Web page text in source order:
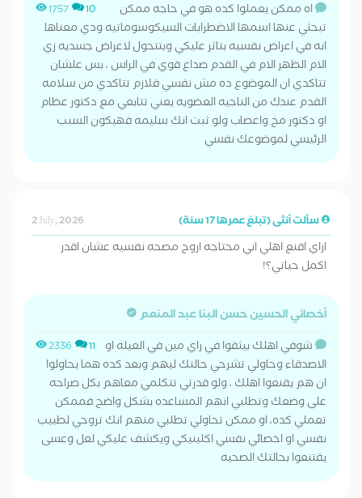
1757 10
اه ممكن يعملوا كده هو في حاجه ممكن
تبحثي عنها اسمها الاضطرابات السيكوسوماتيه ودي معناها
انه في اعراض نفسيه بتاثر عليكي وبتتحول لاعراض جسديه زي
الام الظهر الام في القدم صداع قوي في الراس ، بس علشان
تتاكدي ان الموضوع ده مش نفسي فلازم تتاكدي من سلامه
القدم عندك من الناحيه العضويه يعني تتابعي مع دكتور عظام
او دكتور مخ واعصاب ولو ثبت انك سليمه فهيكون السبب
الرئيسي لموضوعك نفسي
سألت أنثى (تبلغ عمرها 17 سنة) 2 July, 2026
ازاي اقنع اهلي اني محتاجه اروح مصحه نفسيه عشان اقدر
اكمل حياتي؟!
أخصائي الحسين حسن البنا عبد المنعم
2336 11
شوفي اهلك بيثقوا في راي مين في العيله او
الاصدقاء وحاولي تشرحي حالتك ليهم وبعد كده هما يحاولوا
ان هم يقنعوا اهلك ، ولو قدرتي تتكلمي معاهم بكل صراحه
على وضعك وتطلبي انهم المساعده بشكل واضح فممكن
تعملي كده، او ممكن تحاولي تطلبي منهم انك تروحي لطبيب
نفسي او اخصائي نفسي اكلينيكي ويكشف عليكي لعل وعسى
يقتنعوا بحالتك الصحيه